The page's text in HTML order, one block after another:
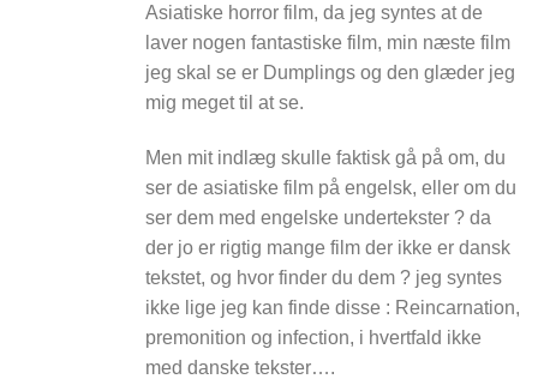
Asiatiske horror film, da jeg syntes at de
laver nogen fantastiske film, min næste film
jeg skal se er Dumplings og den glæder jeg
mig meget til at se.
Men mit indlæg skulle faktisk gå på om, du
ser de asiatiske film på engelsk, eller om du
ser dem med engelske undertekster ? da
der jo er rigtig mange film der ikke er dansk
tekstet, og hvor finder du dem ? jeg syntes
ikke lige jeg kan finde disse : Reincarnation,
premonition og infection, i hvertfald ikke
med danske tekster….